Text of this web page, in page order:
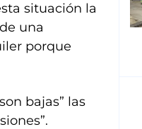
situación la
una
porque
bajas” las